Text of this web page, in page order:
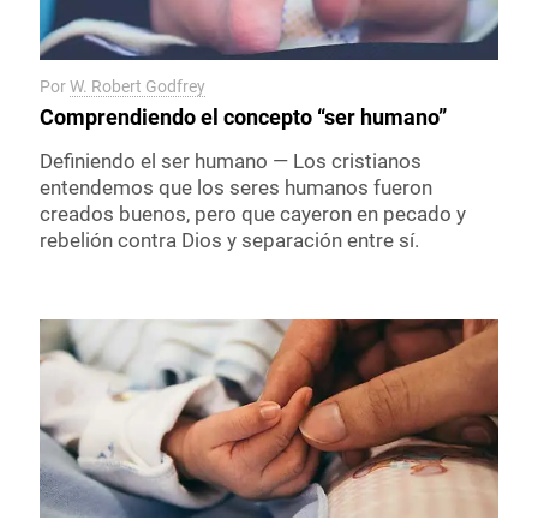
PorW. Robert Godfrey
Comprendiendo el concepto “ser humano”
Definiendo el ser humano — Los cristianos
entendemos que los seres humanos fueron
creados buenos, pero que cayeron en pecado y
rebelión contra Dios y separación entre sí.